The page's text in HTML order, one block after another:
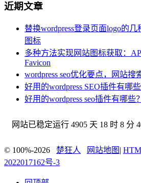
近期文章
替换wordpress登录页面logo的
图标
多种方法实现网站图标获取：
Favicon
wordpress seo优化要点，网站搜
好用的wordpress SEO插件有哪
好用的wordpress seo插件有哪些？
网站已稳定运行 4905 天 18 时 8 分
© 100%-2026 楚狂人 网站地图 |
2022017162号-3